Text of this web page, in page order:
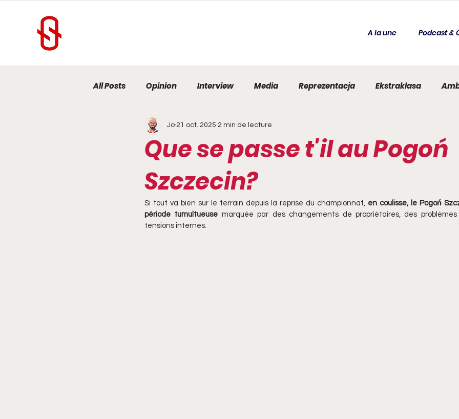
A la une Podcast &
All Posts Opinion Interview Media Reprezentacja Ekstraklasa
Tribunes Portrait News Histoire
Que se passe t'il au Pogoń
Szczecin?
Jo 21 oct. 2025 2 min de lecture
​Si tout va bien sur le terrain depuis la reprise du championnat, en coulisse, le Pogoń
période tumultueuse marquée par des changements de propriétaires, des
tensions internes.